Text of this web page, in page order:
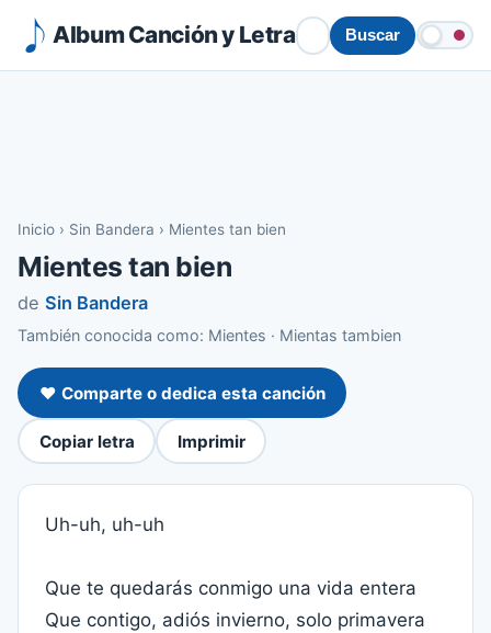
Album Canción y Letra Buscar
Inicio › Sin Bandera › Mientes tan bien
Mientes tan bien
de Sin Bandera
También conocida como: Mientes · Mientas tambien
❤️ Comparte o dedica esta canción
Copiar letra Imprimir
Uh-uh, uh-uh
Que te quedarás conmigo una vida entera
Que contigo, adiós invierno, solo primavera